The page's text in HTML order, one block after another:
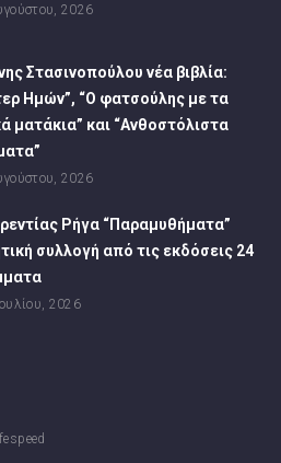
2026
Στασινοπούλου νέα βιβλία:
Ημών”, “Ο φατσούλης με τα
ματάκια” και “Ανθοστόλιστα
2026
Ρήγα “Παραμυθήματα”
συλλογή από τις εκδόσεις 24
2026